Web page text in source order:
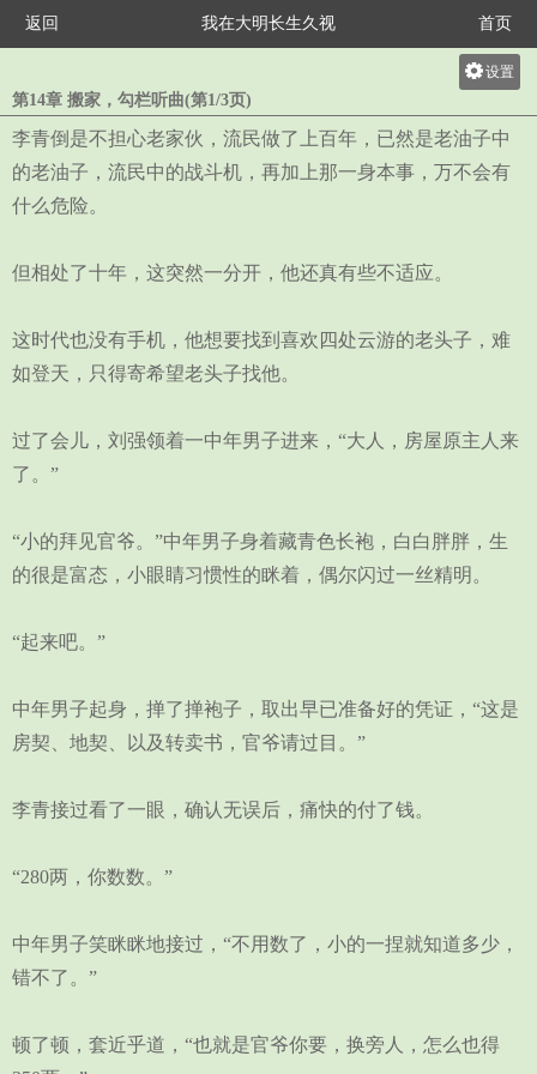
返回 我在大明长生久视 首页
设置
大
中
第14章 搬家，勾栏听曲(第1/3页)
李青倒是不担心老家伙，流民做了上百年，已然是老油子中
的老油子，流民中的战斗机，再加上那一身本事，万不会有
什么危险。
但相处了十年，这突然一分开，他还真有些不适应。
这时代也没有手机，他想要找到喜欢四处云游的老头子，难
如登天，只得寄希望老头子找他。
过了会儿，刘强领着一中年男子进来，“大人，房屋原主人来
了。”
“小的拜见官爷。”中年男子身着藏青色长袍，白白胖胖，生
的很是富态，小眼睛习惯性的眯着，偶尔闪过一丝精明。
“起来吧。”
中年男子起身，掸了掸袍子，取出早已准备好的凭证，“这是
房契、地契、以及转卖书，官爷请过目。”
李青接过看了一眼，确认无误后，痛快的付了钱。
“280两，你数数。”
中年男子笑眯眯地接过，“不用数了，小的一捏就知道多少，
错不了。”
顿了顿，套近乎道，“也就是官爷你要，换旁人，怎么也得